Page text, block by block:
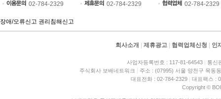
02-784-2329 02-784-2329 02-784-2329
장애/오류신고 권리침해신고
회사소개 제휴광고 협력업체신청 인
사업자등록번호 : 117-81-64543 | 통신
주식회사 보배네트워크 | 주소 : (07995) 서울 양천구 목동
대표전화 : 02-784-2329 | 대표팩스 :
Copyright ©